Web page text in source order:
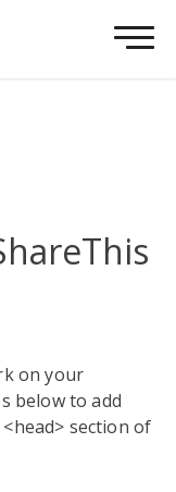
on your
below to add
section of